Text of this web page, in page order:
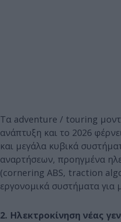
Τα adventure / touring
ανάπτυξη και το 2026
και μεγάλα κυβικά
αναρτήσεων, προηγμένα
(cornering ABS, traction
εργονομικά συστήματα για
2. Ηλεκτροκίνηση νέας